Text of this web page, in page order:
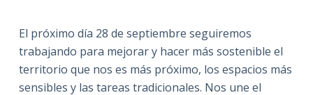
El próximo día 28 de septiembre seguiremos
trabajando para mejorar y hacer más sostenible el
territorio que nos es más próximo, los espacios más
sensibles y las tareas tradicionales. Nos une el